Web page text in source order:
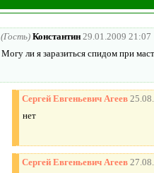
(Гость) Константин 29.01.2009 21:07
Могу ли я заразиться спидом при
Сергей Евгеньевич Агеев
нет
Сергей Евгеньевич Агеев